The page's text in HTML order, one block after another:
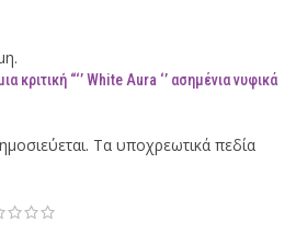
κριτική “‘’ White Aura ‘’ ασημένια νυφικά
Τα υποχρεωτικά πεδία